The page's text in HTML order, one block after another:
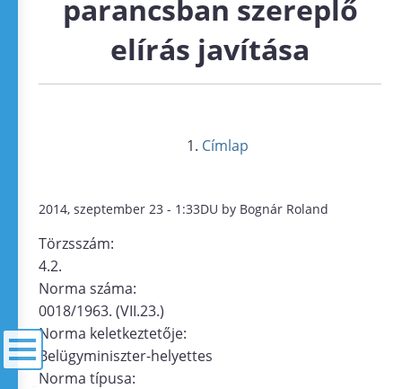
parancsban szereplő
elírás javítása
Címlap
2014, szeptember 23 - 1:33DU by Bognár Roland
Törzsszám:
4.2.
Norma száma:
0018/1963. (VII.23.)
Norma keletkeztetője:
Belügyminiszter-helyettes
Norma típusa: